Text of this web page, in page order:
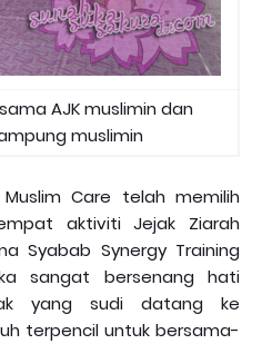
AJK muslimin dan
muslimin
Care telah memilih
aktiviti Jejak Ziarah
Syabab Synergy Training
sangat bersenang hati
yang sudi datang ke
terpencil untuk bersama-